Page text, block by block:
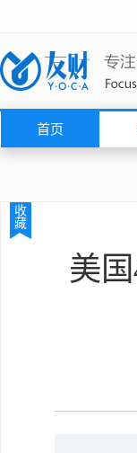
首页
收
藏
美